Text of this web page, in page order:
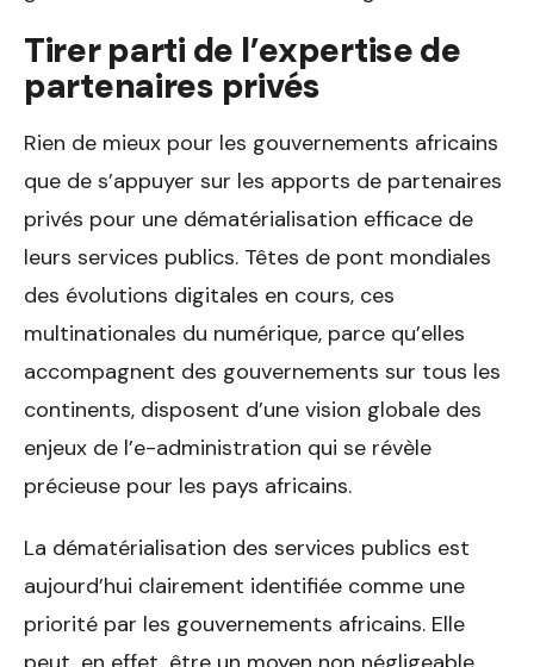
Tirer parti de l’expertise de
partenaires privés
Rien de mieux pour les gouvernements africains
que de s’appuyer sur les apports de partenaires
privés pour une dématérialisation efficace de
leurs services publics. Têtes de pont mondiales
des évolutions digitales en cours, ces
multinationales du numérique, parce qu’elles
accompagnent des gouvernements sur tous les
continents, disposent d’une vision globale des
enjeux de l’e-administration qui se révèle
précieuse pour les pays africains.
La dématérialisation des services publics est
aujourd’hui clairement identifiée comme une
priorité par les gouvernements africains. Elle